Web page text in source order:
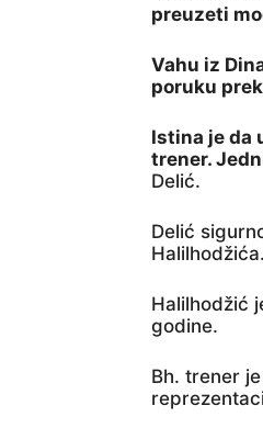
preuzeti
Vahu iz
poruku
Istina je da
trener.
Delić.
Delić
Halilhodžića.
Halilhodžić
godine.
Bh. trener